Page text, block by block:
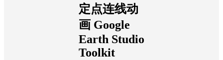
定点连线动
画 Google
Earth Studio
Toolkit